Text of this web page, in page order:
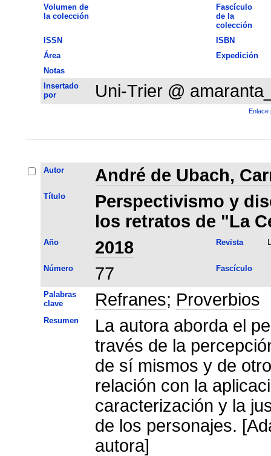
Volumen de
la colección
Fascículo
de la
colección
ISSN
ISBN
Área
Expedición
Notas
Insertado
por
Uni-Trier @
Enlace
Autor André de Ubach,
Título
Perspectivismo y
los retratos de "La
Año 2018 Revista
Número 77 Fascículo
Palabras
clave
Refranes; Proverbios
Resumen
La autora aborda el
través de la
de sí mismos y de
relación con la
caracterización y la
de los personajes.
autora]